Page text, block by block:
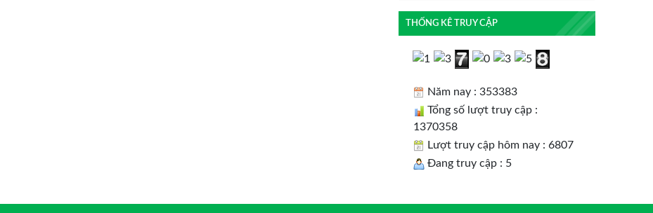
THỐNG KÊ TRUY CẬP
Năm nay : 353383
Tổng số lượt truy cập :
1370358
Lượt truy cập hôm nay : 6807
Đang truy cập : 5